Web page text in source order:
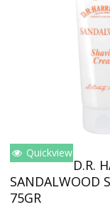
Toevoegen
Quickview
D.R.
SANDALWOOD
75GR